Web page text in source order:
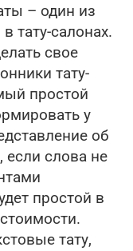
– один из
тату-салонах.
свое
тату-
простой
у
об
если слова не
простой в
тату,